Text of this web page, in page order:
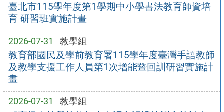
臺北市115學年度第1學期中小學書法教育師資培
育 研習班實施計畫
2026-07-31 教學組
教育部國民及學前教育署115學年度臺灣手語教師
及教學支援工作人員第1次增能暨回訓研習實施計
畫
2026-07-31 教學組